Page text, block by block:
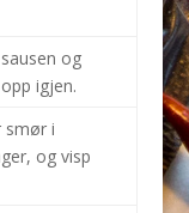
og
igjen.
i
og visp